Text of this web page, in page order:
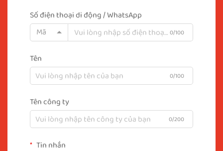
Số điện thoại di động / WhatsApp
Mã
0/100
Tên
0/100
Tên công ty
0/200
Tin nhắn